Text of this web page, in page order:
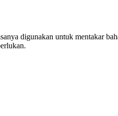
digunakan untuk mentakar